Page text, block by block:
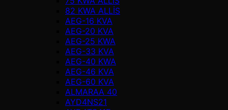
82 KWA ALLİS
AEG-16 KVA
AEG-20 KVA
AEG-25 KWA
AEG-33 KVA
AEG-40 KWA
AEG-46 KVA
AEG-60 KVA
ALMARAA 40
AYD4NS21